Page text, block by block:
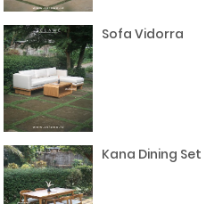
Sofa Vidorra
Kana Dining Set